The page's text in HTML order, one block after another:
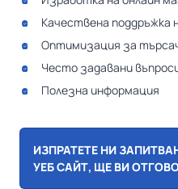
Качествена поддръжка
Оптимизация за
Често задавани
Полезна информация
ИЗПРАТЕТЕ НИ
УЕБ САЙТ, ЩЕ ВИ